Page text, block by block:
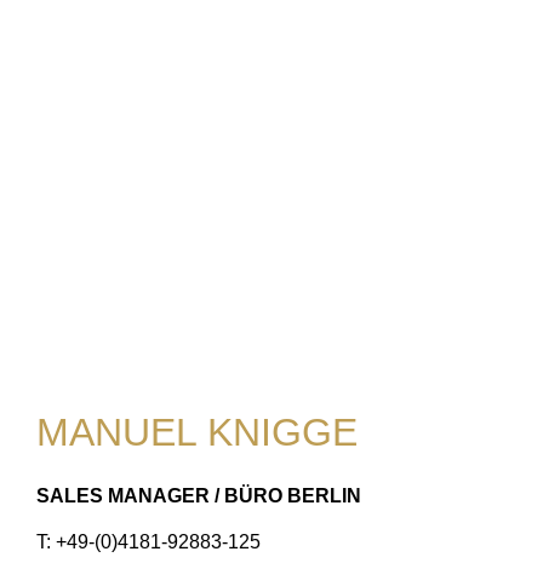
MANUEL KNIGGE
SALES MANAGER / BÜRO BERLIN
T: +49-(0)4181-92883-125